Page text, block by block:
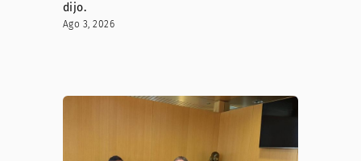
dijo.
Ago 3, 2026